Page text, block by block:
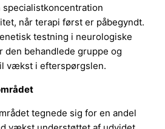
specialistkoncentration
når terapi først er påbegyndt.
testning i neurologiske
den behandlede gruppe og
vækst i efterspørgslen.
tegnede sig for en andel